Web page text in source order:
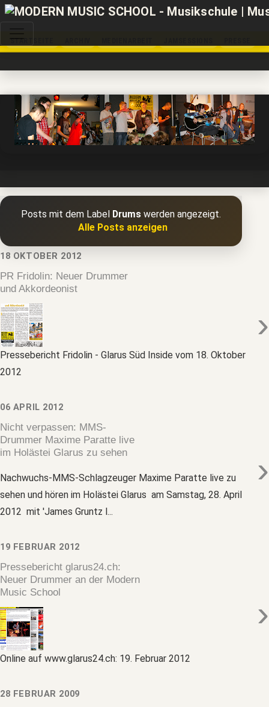
STARTSEITE
Posts mit dem Label Drums werden angezeigt.
Alle Posts anzeigen
18 OKTOBER 2012
PR Fridolin: Neuer Drummer
und Akkordeonist
›
Pressebericht Fridolin - Glarus Süd Inside vom 18. Oktober
2012
06 APRIL 2012
Nicht verpassen: MMS-
Drummer Maxime Paratte live
im Holästei Glarus zu sehen
›
Nachwuchs-MMS-Schlagzeuger Maxime Paratte live zu
sehen und hören im Holästei Glarus am Samstag, 28. April
2012 mit 'James Gruntz l...
19 FEBRUAR 2012
Pressebericht glarus24.ch:
Neuer Drummer an der Modern
Music School
›
Online auf www.glarus24.ch: 19. Februar 2012
28 FEBRUAR 2009